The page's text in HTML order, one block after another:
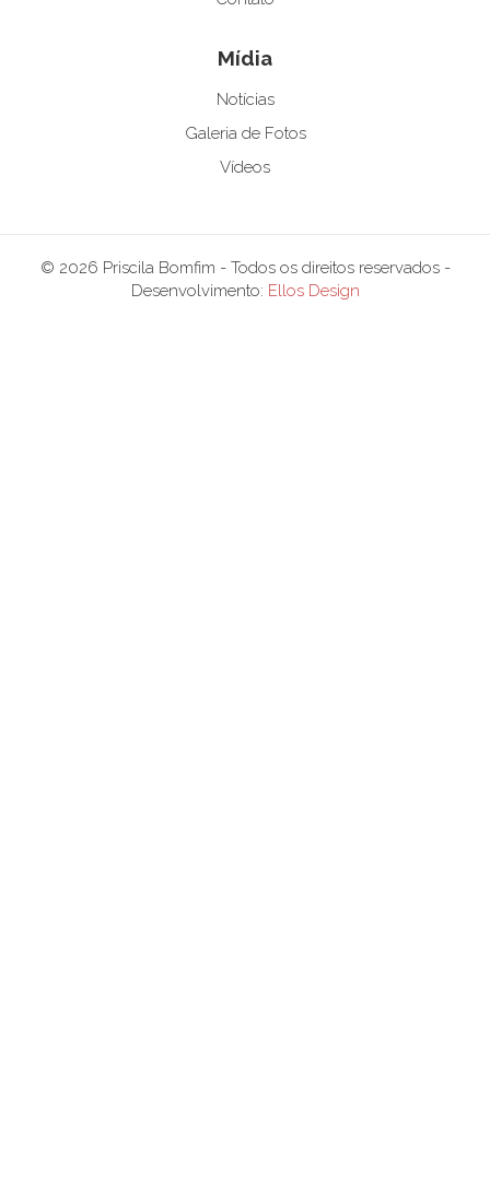
Mídia
Notícias
Galeria de Fotos
Vídeos
© 2026 Priscila Bomfim - Todos os direitos reservados -
Desenvolvimento: Ellos Design